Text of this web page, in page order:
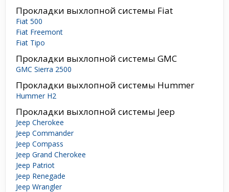
Прокладки выхлопной системы Fiat
Fiat 500
Fiat Freemont
Fiat Tipo
Прокладки выхлопной системы GMC
GMC Sierra 2500
Прокладки выхлопной системы Hummer
Hummer H2
Прокладки выхлопной системы Jeep
Jeep Cherokee
Jeep Commander
Jeep Compass
Jeep Grand Cherokee
Jeep Patriot
Jeep Renegade
Jeep Wrangler